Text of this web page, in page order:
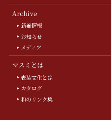
Archive
新着情報
お知らせ
メディア
マスミとは
表装文化とは
カタログ
和のリンク集